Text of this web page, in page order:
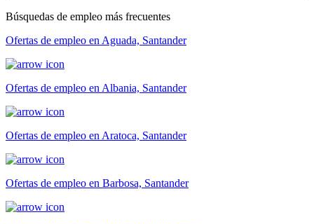
Búsquedas de empleo más frecuentes
Ofertas de empleo en Aguada, Santander
Ofertas de empleo en Albania, Santander
Ofertas de empleo en Aratoca, Santander
Ofertas de empleo en Barbosa, Santander